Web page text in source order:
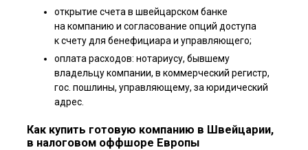
открытие счета в швейцарском банке
на компанию и согласование опций доступа
к счету для бенефициара и управляющего;
о­плата расходов: нотариусу, бывш­ему
владельцу компании, в комм­ерческий регистр,
гос. пошлины, управ­ляющему, за юридический
адр­ес.
Как купить готовую компанию в Швейцарии,
в налоговом оффшоре Европы